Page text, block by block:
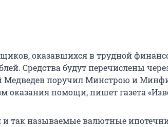
оказавшихся в трудной
Средства будут перечислены
поручил Минстрою и
оказания помощи, пишет газета
и так называемые валютные